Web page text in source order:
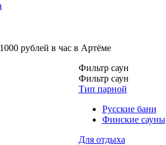
рублей в час в Артёме
Фильтр саун
Фильтр саун
Тип парной
Русские бани
Финские сауны
Для отдыха